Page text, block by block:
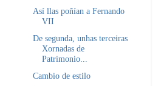
Así llas poñían a Fernando
VII
De segunda, unhas terceiras
Xornadas de
Patrimonio...
Cambio de estilo